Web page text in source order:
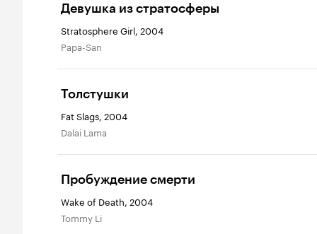
Девушка из стратосферы
Stratosphere Girl, 2004
Papa-San
Толстушки
Fat Slags, 2004
Dalai Lama
Пробуждение смерти
Wake of Death, 2004
Tommy Li